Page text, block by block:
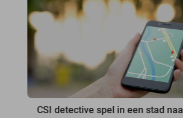
CSI detective spel in een stad